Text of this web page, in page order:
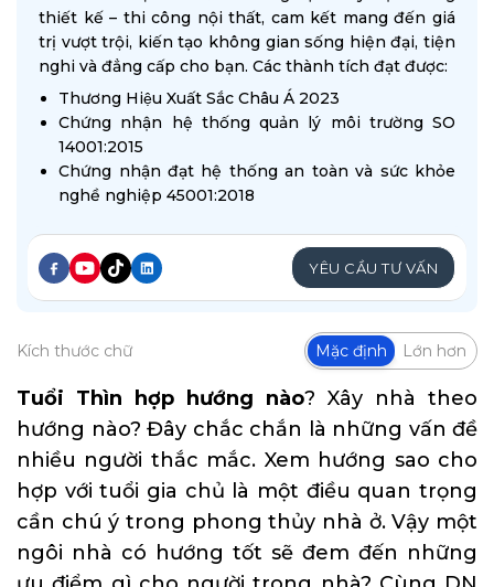
thiết kế – thi công nội thất, cam kết mang đến giá
trị vượt trội, kiến tạo không gian sống hiện đại, tiện
nghi và đẳng cấp cho bạn. Các thành tích đạt được:
Thương Hiệu Xuất Sắc Châu Á 2023
Chứng nhận hệ thống quản lý môi trường SO
14001:2015
Chứng nhận đạt hệ thống an toàn và sức khỏe
nghề nghiệp 45001:2018
YÊU CẦU TƯ VẤN
Kích thước chữ Mặc định Lớn hơn
Tuổi Thìn hợp hướng nào? Xây nhà theo
hướng nào? Đây chắc chắn là những vấn đề
nhiều người thắc mắc. Xem hướng sao cho
hợp với tuổi gia chủ là một điều quan trọng
cần chú ý trong phong thủy nhà ở. Vậy một
ngôi nhà có hướng tốt sẽ đem đến những